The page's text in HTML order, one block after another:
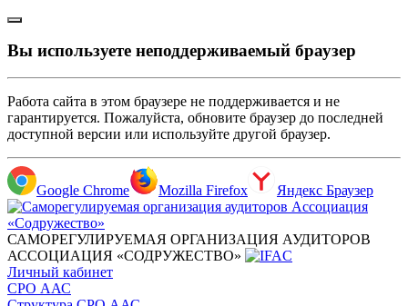
Вы используете неподдерживаемый браузер
Работа сайта в этом браузере не поддерживается и не
гарантируется. Пожалуйста, обновите браузер до последней
доступной версии или используйте другой браузер.
Google Chrome Mozilla Firefox Яндекс Браузер
САМОРЕГУЛИРУЕМАЯ ОРГАНИЗАЦИЯ АУДИТОРОВ
АССОЦИАЦИЯ «СОДРУЖЕСТВО»
Личный кабинет
СРО ААС